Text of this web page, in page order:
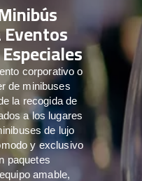
corporativo o
de minibuses
la recogida de
a los lugares
de lujo
y exclusivo
paquetes
amable,